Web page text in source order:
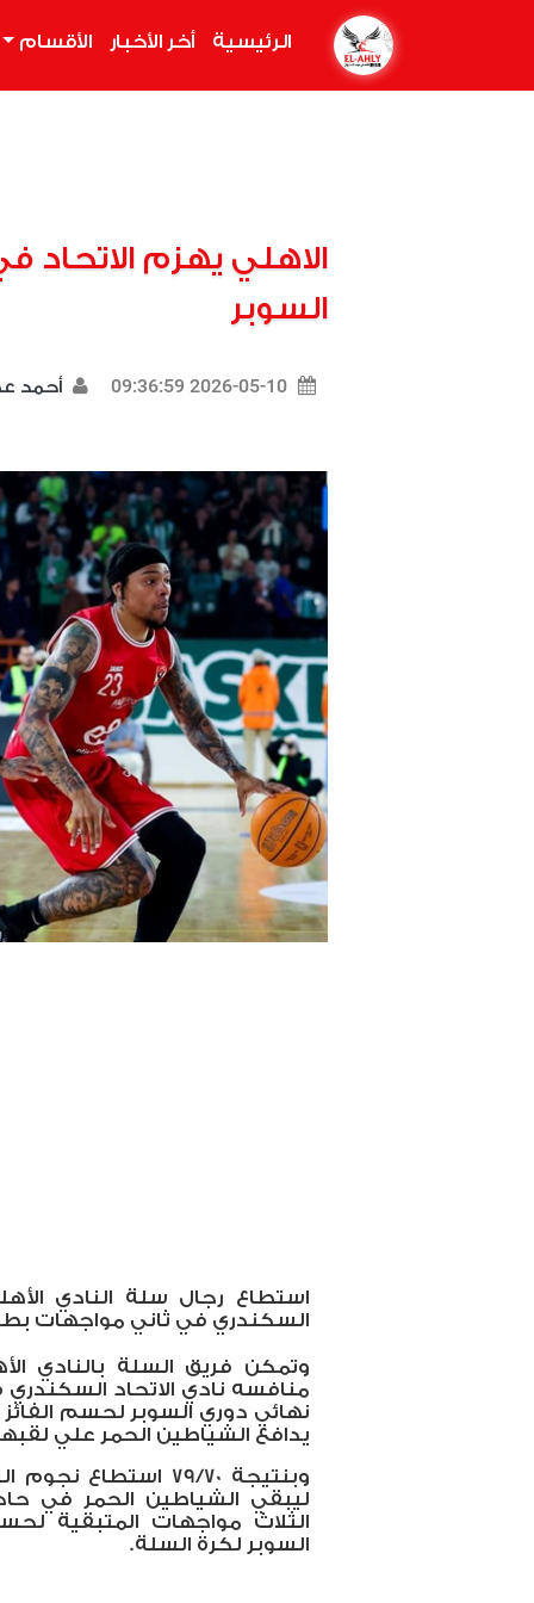
الرئيسية أخر الأخبار الأقسام
الاهلي يهزم
السوبر
2026-05-10 09:36:59 أحمد
استطاع رجال سلة النادي
السكندري في ثاني مواجهات
وتمكن فريق السلة بالنادي
منافسه نادي الاتحاد السكندري
نهائي دوري السوبر لحسم
يدافع الشياطين الحمر علي
وبنتيجة 79/70
ليبقي الشياطين الحمر في
الثلاث مواجهات المتبقية
السوبر لكرة السلة.